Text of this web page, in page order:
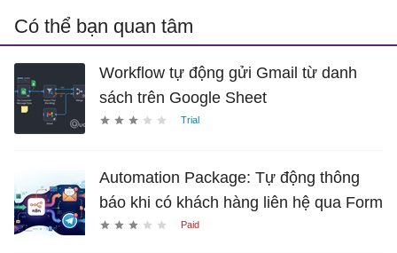
Có thể bạn quan tâm
Workflow tự động gửi Gmail từ danh
sách trên Google Sheet
Automation Package: Tự động thông
báo khi có khách hàng liên hệ qua Form